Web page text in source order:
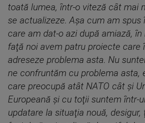
toată lumea, într-o viteză cât mai
se actualizeze. Aşa cum am spus
care am dat-o azi după amiază,
faţă noi avem patru proiecte care
adreseze problema asta. Nu
ne confruntăm cu problema asta,
care preocupă atât NATO cât şi
Europeană şi cu toţii suntem într-
updatare la situaţia nouă,